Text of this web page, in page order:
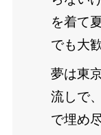
を着て
でも大
夢は東
流しで
で埋め